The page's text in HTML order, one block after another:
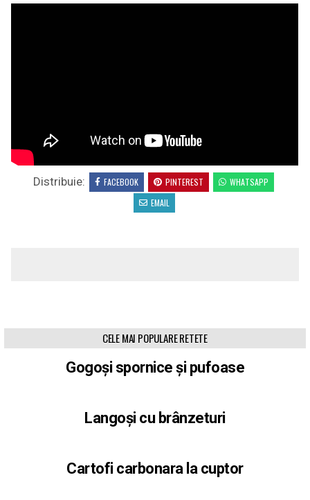
Distribuie: FACEBOOK PINTEREST
WHATSAPP
EMAIL
CELE MAI POPULARE RETETE
Gogoși spornice și pufoase
Langoși cu brânzeturi
Cartofi carbonara la cuptor